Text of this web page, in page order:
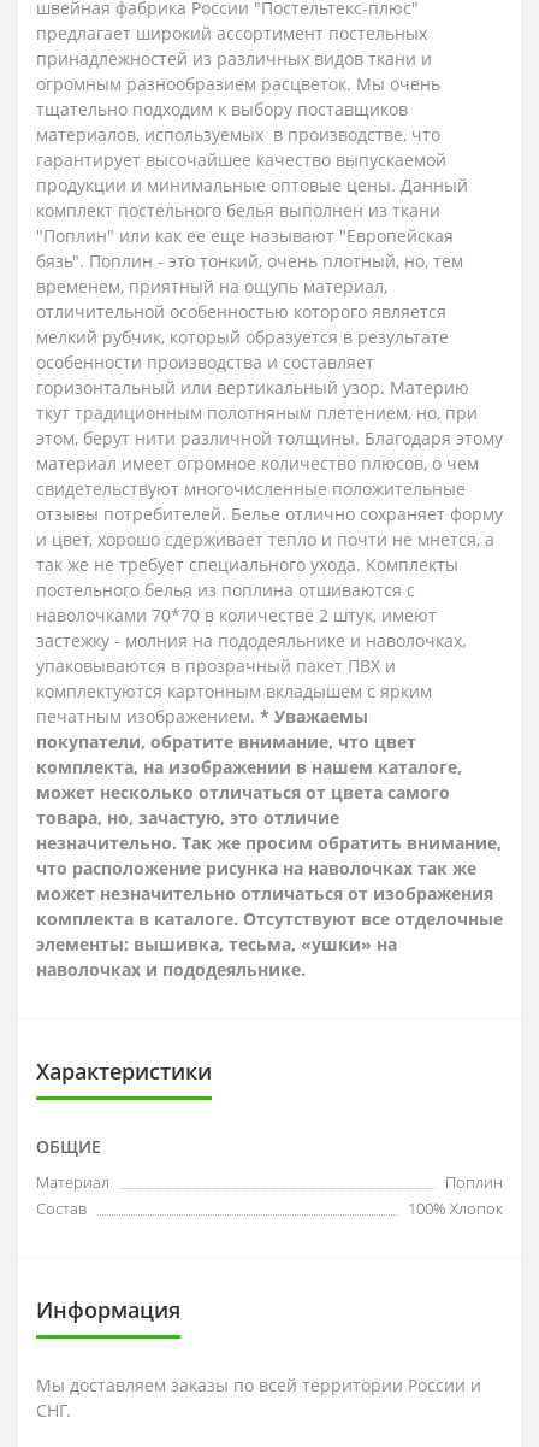
швейная фабрика России "Постельтекс-плюс"
предлагает широкий ассортимент постельных
принадлежностей из различных видов ткани и
огромным разнообразием расцветок. Мы очень
тщательно подходим к выбору поставщиков
материалов, используемых в производстве, что
гарантирует высочайшее качество выпускаемой
продукции и минимальные оптовые цены. Данный
комплект постельного белья выполнен из ткани
"Поплин" или как ее еще называют "Европейская
бязь". Поплин - это тонкий, очень плотный, но, тем
временем, приятный на ощупь материал,
отличительной особенностью которого является
мелкий рубчик, который образуется в результате
особенности производства и составляет
горизонтальный или вертикальный узор. Материю
ткут традиционным полотняным плетением, но, при
этом, берут нити различной толщины. Благодаря этому
материал имеет огромное количество плюсов, о чем
свидетельствуют многочисленные положительные
отзывы потребителей. Белье отлично сохраняет форму
и цвет, хорошо сдерживает тепло и почти не мнется, а
так же не требует специального ухода. Комплекты
постельного белья из поплина отшиваются с
наволочками 70*70 в количестве 2 штук, имеют
застежку - молния на пододеяльнике и наволочках,
упаковываются в прозрачный пакет ПВХ и
комплектуются картонным вкладышем с ярким
печатным изображением. * Уважаемы
покупатели, обратите внимание, что цвет
комплекта, на изображении в нашем каталоге,
может несколько отличаться от цвета самого
товара, но, зачастую, это отличие
незначительно. Так же просим обратить внимание,
что расположение рисунка на наволочках так же
может незначительно отличаться от изображения
комплекта в каталоге. Отсутствуют все отделочные
элементы: вышивка, тесьма, «ушки» на
наволочках и пододеяльнике.
Характеристики
ОБЩИЕ
Материал
Поплин
Состав
100% Хлопок
Информация
Мы доставляем заказы по всей территории России и
СНГ.